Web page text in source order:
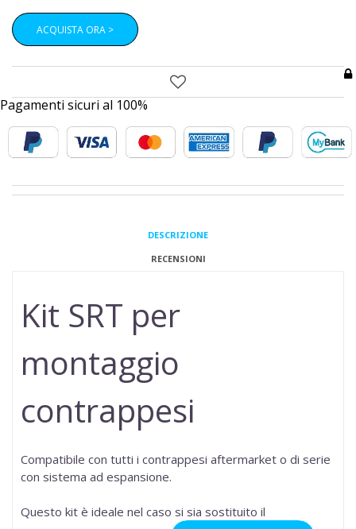
ACQUISTA ORA >
Pagamenti sicuri al 100%
DESCRIZIONE
RECENSIONI
Kit SRT per
montaggio
contrappesi
Compatibile con tutti i contrappesi aftermarket o di serie
con sistema ad espansione.
Questo kit è ideale nel caso si sia sostituito il